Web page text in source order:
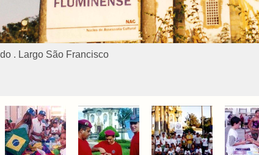
. Largo São Francisco